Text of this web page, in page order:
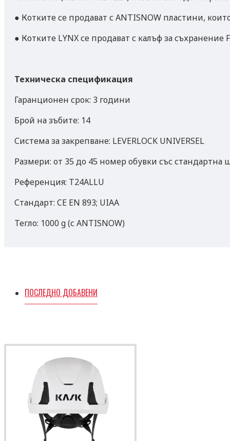
● Котките се продават с ANTISNOW пластини,
● Котките LYNX се продават с калъф за съхранение
Техническа спецификация
Гаранционен срок: 3 години
Брой на зъбите: 14
Система за закрепване: LEVERLOCK UNIVERSEL
Размери: от 35 до 45 номер обувки със
Референция: T24ALLU
Стандарт: CE ЕN 893; UIAA
Тегло: 1000 g (с ANTISNOW)
ПОСЛЕДНО ДОБАВЕНИ